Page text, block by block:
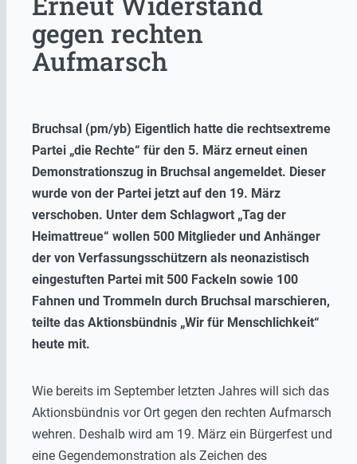
gegen rechten
Aufmarsch
Bruchsal (pm/yb) Eigentlich hatte die rechtsextreme
Partei „die Rechte“ für den 5. März erneut einen
Demonstrationszug in Bruchsal angemeldet. Dieser
wurde von der Partei jetzt auf den 19. März
verschoben. Unter dem Schlagwort „Tag der
Heimattreue“ wollen 500 Mitglieder und Anhänger
der von Verfassungsschützern als neonazistisch
eingestuften Partei mit 500 Fackeln sowie 100
Fahnen und Trommeln durch Bruchsal marschieren,
teilte das Aktionsbündnis „Wir für Menschlichkeit“
heute mit.
Wie bereits im September letzten Jahres will sich das
Aktionsbündnis vor Ort gegen den rechten Aufmarsch
wehren. Deshalb wird am 19. März ein Bürgerfest und
eine Gegendemonstration als Zeichen des